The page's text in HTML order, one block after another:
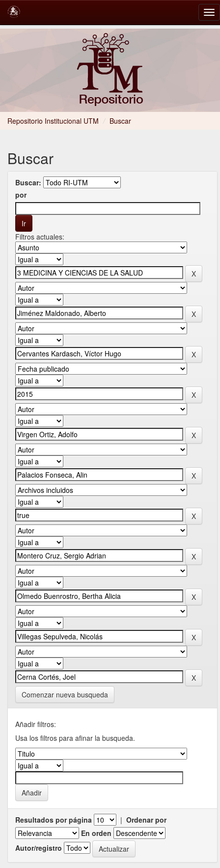
Repositorio Institucional UTM / Buscar
Buscar
Buscar:
por
Filtros actuales:
Comenzar nueva busqueda
Añadir filtros:
Usa los filtros para afinar la busqueda.
Resultados por página | Ordenar por
En orden
Autor/registro